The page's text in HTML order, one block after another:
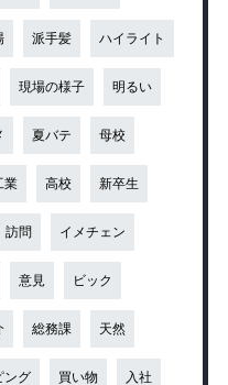
派手髪 ハイライト
現場の様子 明るい
夏バテ 母校
業 高校 新卒生
訪問 イメチェン
意見 ビック
総務課 天然
ング 買い物 入社